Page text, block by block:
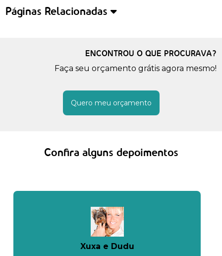
Páginas Relacionadas
ENCONTROU O QUE PROCURAVA?
Faça seu orçamento grátis agora mesmo!
Quero meu orçamento
Confira alguns depoimentos
Xuxa e Dudu